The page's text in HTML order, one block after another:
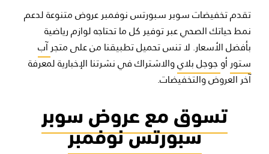
تقدم تخفيضات سوبر سبورتس نوفمبر عروض متنوعة لدعم
نمط حياتك الصحي عبر توفير كل ما تحتاجه لوازم رياضية
بأفضل الأسعار. لا تنس تحميل تطبيقنا من على متجرآب
ستورأوجوجل بلايوالاشتراك في نشرتنا الإخبارية لمعرفة
آخر العروض والتخفيضات.
تسوق مع عروض سوبر
سبورتس نوفمبر